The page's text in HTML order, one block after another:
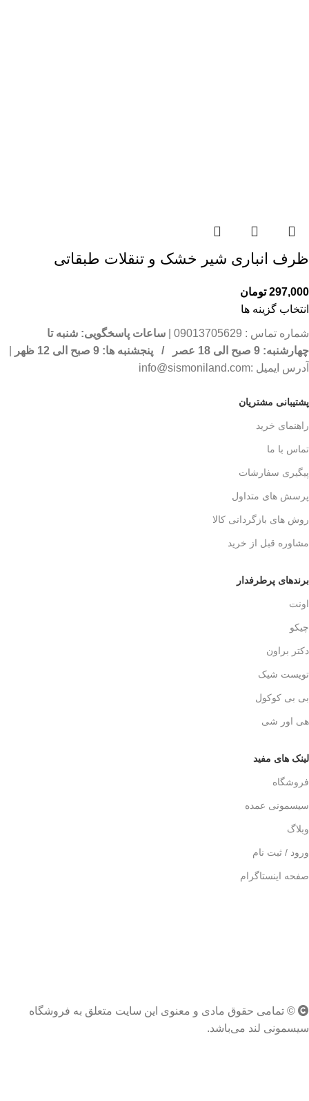
ظرف انباری شیر خشک و تنقلات طبقاتی
297,000 تومان
انتخاب گزینه ها
شماره تماس : 09013705629 |
ساعات پاسخگویی: شنبه تا
چهارشنبه: 9 صبح الی 18 عصر / پنجشنبه ها: 9 صبح الی 12 ظهر
آدرس ایمیل :info@sismoniland.com
پشتیبانی مشتریان
راهنمای خرید
تماس با ما
پیگیری سفارشات
پرسش های متداول
روش های بازگردانی کالا
مشاوره قبل از خرید
برندهای پرطرفدار
اونت
چیکو
دکتر براون
تویست شیک
بی بی کوکول
هی اور شی
لینک های مفید
فروشگاه
سیسمونی عمده
وبلاگ
ورود / ثبت نام
صفحه اینستاگرام
© تمامی حقوق مادی و معنوی این سایت متعلق به فروشگاه
سیسمونی لند می‌باشد.